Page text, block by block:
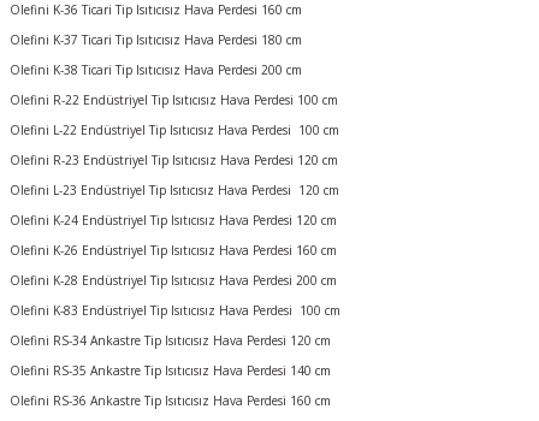
Olefini K-36 Ticari Tip Isıtıcısız Hava Perdesi 160 cm
Olefini K-37 Ticari Tip Isıtıcısız Hava Perdesi 180 cm
Olefini K-38 Ticari Tip Isıtıcısız Hava Perdesi 200 cm
Olefini R-22 Endüstriyel Tip Isıtıcısız Hava Perdesi 100 cm
Olefini L-22 Endüstriyel Tip Isıtıcısız Hava Perdesi 100 cm
Olefini R-23 Endüstriyel Tip Isıtıcısız Hava Perdesi 120 cm
Olefini L-23 Endüstriyel Tip Isıtıcısız Hava Perdesi 120 cm
Olefini K-24 Endüstriyel Tip Isıtıcısız Hava Perdesi 120 cm
Olefini K-26 Endüstriyel Tip Isıtıcısız Hava Perdesi 160 cm
Olefini K-28 Endüstriyel Tip Isıtıcısız Hava Perdesi 200 cm
Olefini K-83 Endüstriyel Tip Isıtıcısız Hava Perdesi 100 cm
Olefini RS-34 Ankastre Tip Isıtıcısız Hava Perdesi 120 cm
Olefini RS-35 Ankastre Tip Isıtıcısız Hava Perdesi 140 cm
Olefini RS-36 Ankastre Tip Isıtıcısız Hava Perdesi 160 cm